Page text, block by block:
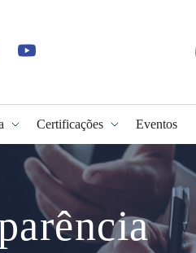
Certificações Eventos